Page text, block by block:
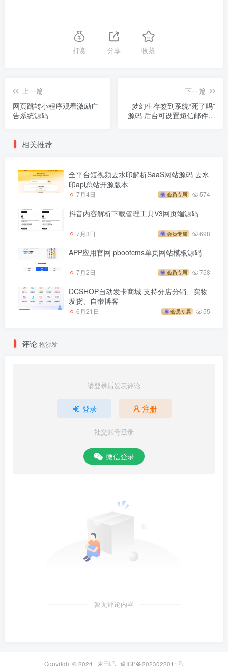
打赏 分享 收藏
上一篇
网页跳转小程序观看激励广
告系统源码
下一篇
梦幻生存签到系统“死了吗”
源码 后台可设置短信邮件配
相关推荐
全平台短视频去水印解析SaaS网站源码 去水
印api总站开源版本
7月4日 会员专属 574
抖音内容解析下载管理工具V3网页端源码
7月3日 会员专属 698
APP应用官网 pbootcms单页网站模板源码
7月2日 会员专属 758
DCSHOP自动发卡商城 支持分店分销、实物
发货、自带博客
6月21日 会员专属 55
评论 抢沙发
请登录后发表评论
登录 注册
社交账号登录
微信登录
暂无评论内容
Copyright © 2024 · 麦田吧 · 豫ICP备2023022011号